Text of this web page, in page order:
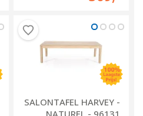
SALONTAFEL HARVEY -
NATUREL - 96131